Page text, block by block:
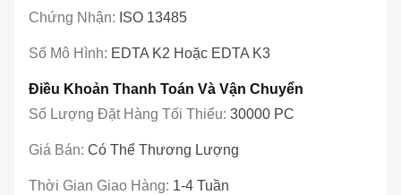
Chứng Nhận: ISO 13485
Số Mô Hình: EDTA K2 Hoặc EDTA K3
Điều Khoản Thanh Toán Và Vận Chuyển
Số Lượng Đặt Hàng Tối Thiểu: 30000 PC
Giá Bán: Có Thể Thương Lượng
Thời Gian Giao Hàng: 1-4 Tuần